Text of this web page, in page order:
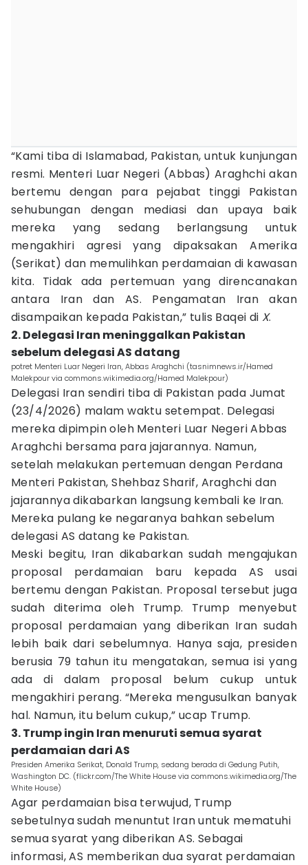
“Kami tiba di Islamabad, Pakistan, untuk kunjungan
resmi. Menteri Luar Negeri (Abbas) Araghchi akan
bertemu dengan para pejabat tinggi Pakistan
sehubungan dengan mediasi dan upaya baik
mereka yang sedang berlangsung untuk
mengakhiri agresi yang dipaksakan Amerika
(Serikat) dan memulihkan perdamaian di kawasan
kita. Tidak ada pertemuan yang direncanakan
antara Iran dan AS. Pengamatan Iran akan
disampaikan kepada Pakistan,” tulis Baqei di X.
2. Delegasi Iran meninggalkan Pakistan
sebelum delegasi AS datang
potret Menteri Luar Negeri Iran, Abbas Araghchi (tasnimnews.ir/Hamed
Malekpour via commons.wikimedia.org/Hamed Malekpour)
Delegasi Iran sendiri tiba di Pakistan pada Jumat
(23/4/2026) malam waktu setempat. Delegasi
mereka dipimpin oleh Menteri Luar Negeri Abbas
Araghchi bersama para jajarannya. Namun,
setelah melakukan pertemuan dengan Perdana
Menteri Pakistan, Shehbaz Sharif, Araghchi dan
jajarannya dikabarkan langsung kembali ke Iran.
Mereka pulang ke negaranya bahkan sebelum
delegasi AS datang ke Pakistan.
Meski begitu, Iran dikabarkan sudah mengajukan
proposal perdamaian baru kepada AS usai
bertemu dengan Pakistan. Proposal tersebut juga
sudah diterima oleh Trump. Trump menyebut
proposal perdamaian yang diberikan Iran sudah
lebih baik dari sebelumnya. Hanya saja, presiden
berusia 79 tahun itu mengatakan, semua isi yang
ada di dalam proposal belum cukup untuk
mengakhiri perang. “Mereka mengusulkan banyak
hal. Namun, itu belum cukup,” ucap Trump.
3. Trump ingin Iran menuruti semua syarat
perdamaian dari AS
Presiden Amerika Serikat, Donald Trump, sedang berada di Gedung Putih,
Washington DC. (flickr.com/The White House via commons.wikimedia.org/The
White House)
Agar perdamaian bisa terwujud, Trump
sebetulnya sudah menuntut Iran untuk mematuhi
semua syarat yang diberikan AS. Sebagai
informasi, AS memberikan dua syarat perdamaian